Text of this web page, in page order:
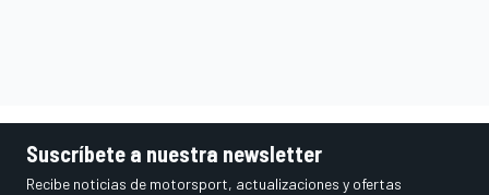
Suscríbete a nuestra newsletter
Recibe noticias de motorsport, actualizaciones y ofertas